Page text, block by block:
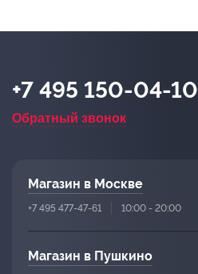
+7 495 150-04-10
Обратный звонок
Магазин в Москве
+7 495 477-47-61 10:00 - 20:00
Магазин в Пушкино